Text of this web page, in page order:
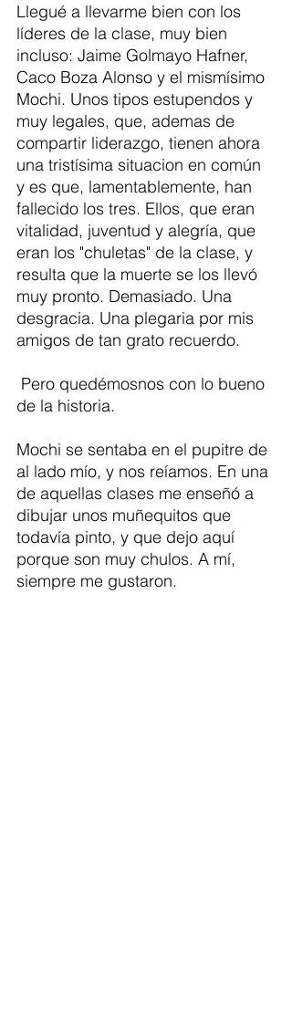
Llegué a llevarme bien con los
líderes de la clase, muy bien
incluso: Jaime Golmayo Hafner,
Caco Boza Alonso y el mismísimo
Mochi. Unos tipos estupendos y
muy legales, que, ademas de
compartir liderazgo, tienen ahora
una tristísima situacion en común
y es que, lamentablemente, han
fallecido los tres. Ellos, que eran
vitalidad, juventud y alegría, que
eran los "chuletas" de la clase, y
resulta que la muerte se los llevó
muy pronto. Demasiado. Una
desgracia. Una plegaria por mis
amigos de tan grato recuerdo.
de la historia.
Mochi se sentaba en el pupitre de
al lado mío, y nos reíamos. En una
de aquellas clases me enseñó a
dibujar unos muñequitos que
todavía pinto, y que dejo aquí
porque son muy chulos. A mí,
siempre me gustaron.